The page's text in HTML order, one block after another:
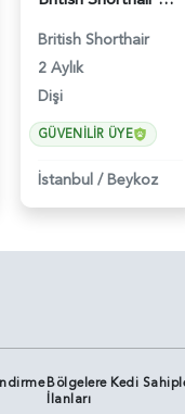
British Shorthair
2 Aylık
Dişi
GÜVENILIR ÜYE
İstanbul /Beykoz
Bölgelere Kedi
İlanları